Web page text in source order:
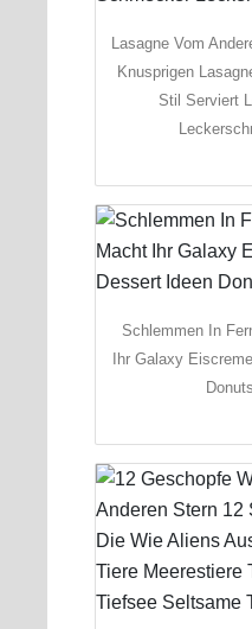
Lasagne Vom
Knusprigen
Stil Serviert
Schlemmen In
Ihr Galaxy